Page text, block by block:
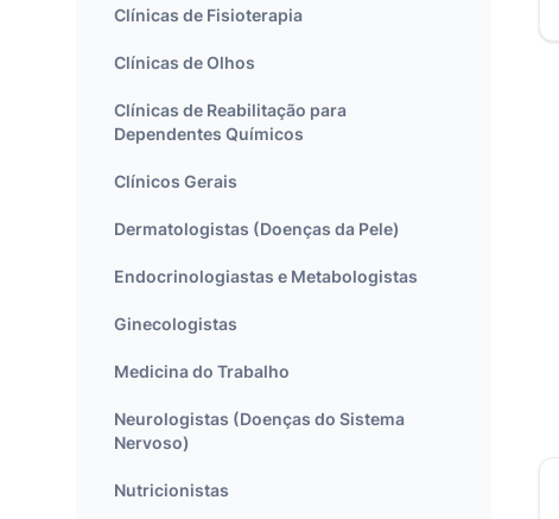
Clínicas de Fisioterapia
Clínicas de Olhos
Clínicas de Reabilitação para
Dependentes Químicos
Clínicos Gerais
Dermatologistas (Doenças da Pele)
Endocrinologiastas e Metabologistas
Ginecologistas
Medicina do Trabalho
Neurologistas (Doenças do Sistema
Nervoso)
Nutricionistas